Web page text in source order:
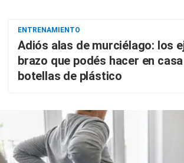
ENTRENAMIENTO
Adiós alas de murciélago: los
brazo que podés hacer en
botellas de plástico